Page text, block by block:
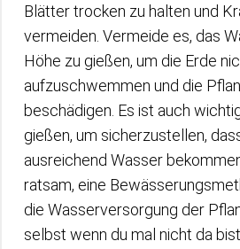
Blätter trocken zu halten und
vermeiden. Vermeide es, das
Höhe zu gießen, um die Erde
aufzuschwemmen und die
beschädigen. Es ist auch
gießen, um sicherzustellen,
ausreichend Wasser
ratsam, eine
die Wasserversorgung der
selbst wenn du mal nicht da